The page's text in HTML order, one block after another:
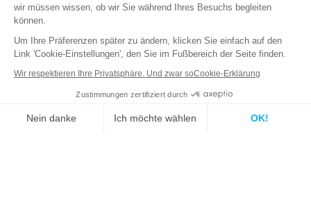
wir müssen wissen, ob wir Sie während Ihres Besuchs begleiten
können.
Um Ihre Präferenzen später zu ändern, klicken Sie einfach auf den
Link 'Cookie-Einstellungen', den Sie im Fußbereich der Seite finden.
Wir respektieren Ihre Privatsphäre. Und zwar soCookie-Erklärung
Zustimmungen zertifiziert durch
Nein danke Ich möchte wählen OK!
Kontakt
Was ist ein SOC?
Arbeiten in der Cybersecurity
Prénom